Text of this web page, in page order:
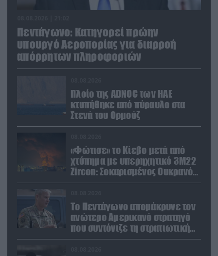
Πεντάγωνο: Κατηγορεί πρώην
υπουργό Αεροπορίας για διαρροή
απόρρητων πληροφοριών
Πλοίο της ADNOC των ΗΑΕ
κτυπήθηκε από πύραυλο στα
Στενά του Ορμούζ
«Φώτισε» το Κίεβο μετά από
χτύπημα με υπερηχητικό 3M22
Zircon: Σοκαρισμένος Ουκρανός
κατέγραψε τη στιγμή (βίντεο)
Το Πεντάγωνο απομάκρυνε τον
ανώτερο Αμερικανό στρατηγό
που συντόνιζε τη στρατιωτική
βοήθεια προς την Ουκρανία